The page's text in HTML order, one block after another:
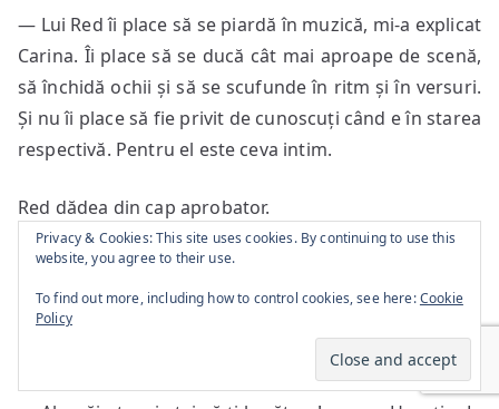
— Lui Red îi place să se piardă în muzică, mi-a explicat
Carina. Îi place să se ducă cât mai aproape de scenă,
să închidă ochii și să se scufunde în ritm și în versuri.
Și nu îi place să fie privit de cunoscuți când e în starea
respectivă. Pentru el este ceva intim.
Red dădea din cap aprobator.
— Presupun că l-ai văzut și tu la concert, nu?
— De fapt, nu ne-am întâlnit până după terminarea
Privacy & Cookies: This site uses cookies. By continuing to use this
website, you agree to their use.
To find out more, including how to control cookies, see here:Cookie
Policy